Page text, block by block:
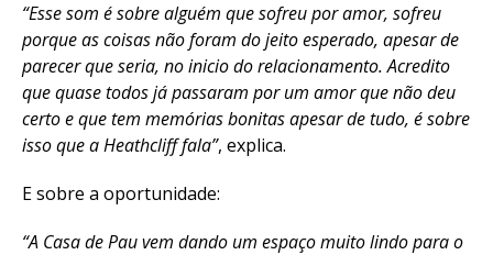
“Esse som é sobre alguém que sofreu por amor, sofreu
porque as coisas não foram do jeito esperado, apesar de
parecer que seria, no inicio do relacionamento. Acredito
que quase todos já passaram por um amor que não deu
certo e que tem memórias bonitas apesar de tudo, é sobre
isso que a Heathcliff fala”, explica.
E sobre a oportunidade:
“A Casa de Pau vem dando um espaço muito lindo para o